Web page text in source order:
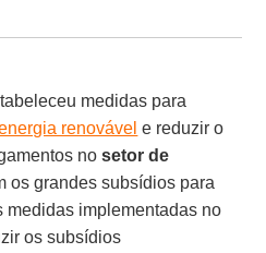
medidas para
renovável e reduzir o
nosetor de
os grandes subsídios para
medidas implementadas no
os subsídios